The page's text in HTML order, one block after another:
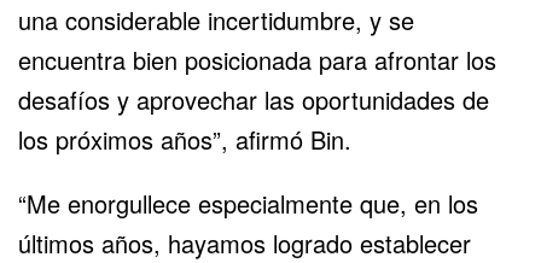
una considerable incertidumbre, y se
encuentra bien posicionada para afrontar los
desafíos y aprovechar las oportunidades de
los próximos años”, afirmó Bin.
“Me enorgullece especialmente que, en los
últimos años, hayamos logrado establecer